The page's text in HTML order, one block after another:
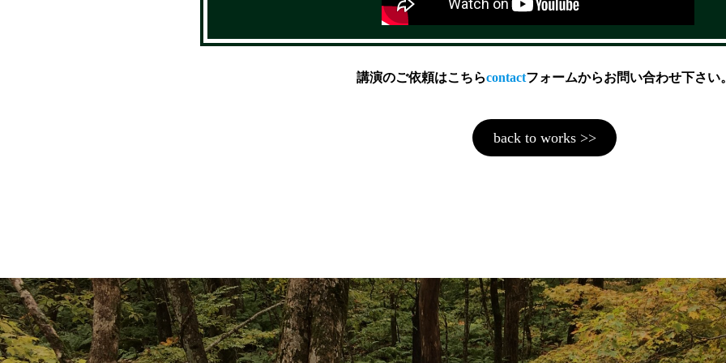
講演のご依頼はこちらcontactフォームからお問い合わせ下さい
back to works >>